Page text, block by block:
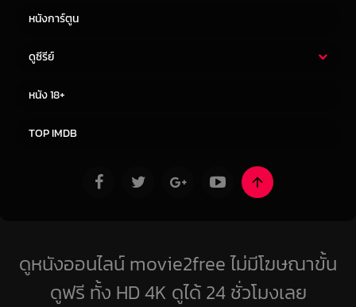
หนังการ์ตูน
ดูซีรีย์
หนัง 18+
TOP IMDB
ดูหนังออนไลน์ movie2free ไม่มีโฆษณาขั้น
ดูฟรี ทั้ง HD 4K ดูได้ 24 ชั่วโมงเลย